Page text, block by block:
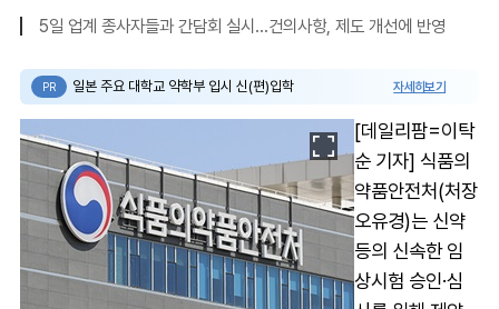
5일 업계 종사자들과 간담회 실시…건의사항, 제도 개선에 반영
PR 일본 주요 대학교 약학부 입시 신(편)입학 자세히보기
[데일리팜=이탁
순 기자] 식품의
약품안전처(처장
오유경)는 신약
등의 신속한 임
상시험 승인·심